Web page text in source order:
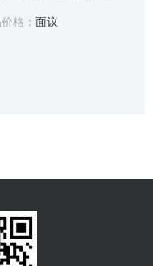
约实验室成本，而且zui
员的伤害。是实验室常
格： 面议